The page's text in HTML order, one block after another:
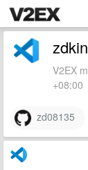
V2EX
+08:00
zd08135